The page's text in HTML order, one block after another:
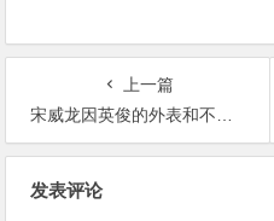
上一篇
宋威龙因英俊的外表和不错的演技圈粉，曾主演《下一站是幸福》【365娱乐资讯网】
发表评论